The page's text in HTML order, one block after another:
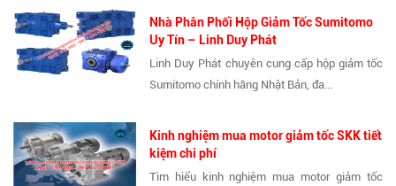
Nhà Phân Phối Hộp Giảm Tốc Sumitomo
Uy Tín – Linh Duy Phát
Linh Duy Phát chuyên cung cấp hộp giảm tốc
Sumitomo chính hãng Nhật Bản, đa...
Kinh nghiệm mua motor giảm tốc SKK tiết
kiệm chi phí
Tìm hiểu kinh nghiệm mua motor giảm tốc